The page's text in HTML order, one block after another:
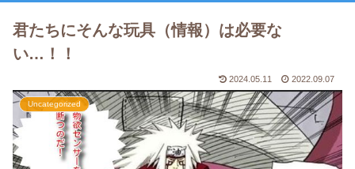
君たちにそんな玩具（情報）は必要な
い…！！
2024.05.11 2022.09.07
Uncategorized